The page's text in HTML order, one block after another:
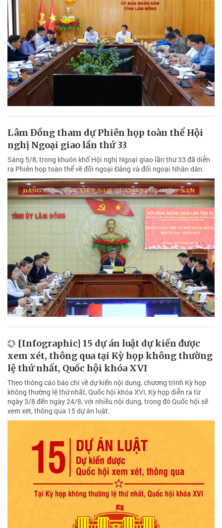
Lâm Đồng tham dự Phiên họp toàn thể Hội
nghị Ngoại giao lần thứ 33
Sáng 5/8, trong khuôn khổ Hội nghị Ngoại giao lần thứ 33 đã diễn
ra Phiên họp toàn thể về đối ngoại Đảng và đối ngoại Nhân dân.
[Infographic] 15 dự án luật dự kiến được
xem xét, thông qua tại Kỳ họp không thường
lệ thứ nhất, Quốc hội khóa XVI
Theo thông cáo báo chí về dự kiến nội dung, chương trình Kỳ họp
không thường lệ thứ nhất, Quốc hội khóa XVI, Kỳ họp diễn ra từ
ngày 3/8 đến ngày 24/8, với nhiều nội dung, trong đó Quốc hội sẽ
xem xét, thông qua 15 dự án luật.